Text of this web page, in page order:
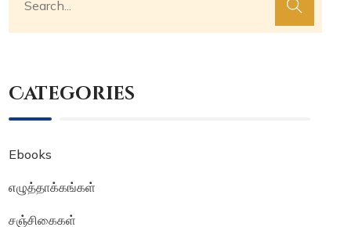
Categories
Ebooks
எழுத்தாக்கங்கள்
சஞ்சிகைகள்